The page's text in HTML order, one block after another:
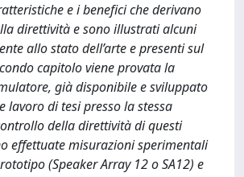
e i benefici che derivano
direttività e sono illustrati alcuni
allo stato dell’arte e presenti sul
capitolo viene provata la
già disponibile e sviluppato
lavoro di tesi presso la stessa
della direttività di questi
effettuate misurazioni sperimentali
(Speaker Array 12 o SA12) e